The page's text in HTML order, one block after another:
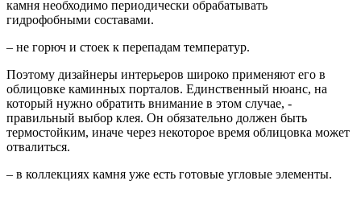
камня необходимо периодически обрабатывать
гидрофобными составами.
– не горюч и стоек к перепадам температур.
Поэтому дизайнеры интерьеров широко применяют его в
облицовке каминных порталов. Единственный нюанс, на
который нужно обратить внимание в этом случае, -
правильный выбор клея. Он обязательно должен быть
термостойким, иначе через некоторое время облицовка может
отвалиться.
– в коллекциях камня уже есть готовые угловые элементы.